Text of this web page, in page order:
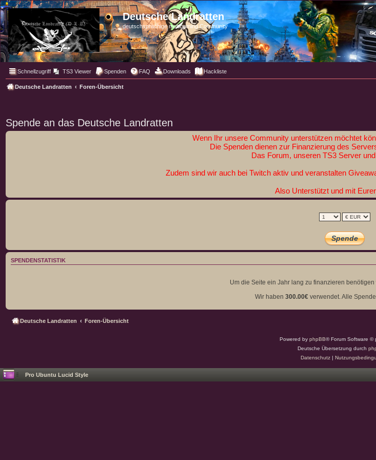
Deutsche Landratten
deutschsprachige multigaming Community
Schnellzugriff TS3 Viewer Spenden FAQ Downloads Hackliste
Deutsche Landratten Foren-Übersicht
Spende an das Deutsche Landratten
Wenn Ihr unsere Community unterstützen möchtet
Die Spenden dienen zur Finanzierung des
Das Forum, unseren TS3 Server
Zudem sind wir auch bei Twitch aktiv und veranstalten
Also Unterstützt und mit
SPENDENSTATISTIK
Um die Seite ein Jahr lang zu finanzieren benötigen
Wir haben 300.00€ verwendet. Alle
Deutsche Landratten Foren-Übersicht
Powered by phpBB® Forum Software ©
Deutsche Übersetzung durch
Datenschutz|
Pro Ubuntu Lucid Style